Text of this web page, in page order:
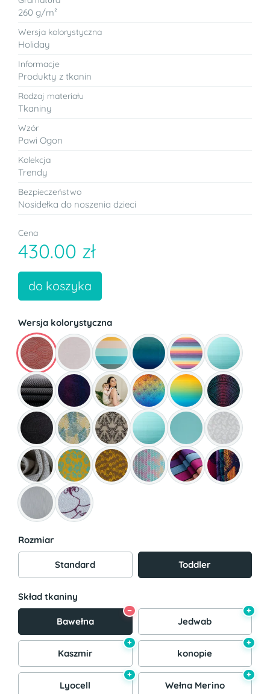
260 g/m²
Wersja kolorystyczna
Holiday
Informacje
Produkty z tkanin
Rodzaj materiału
Tkaniny
Wzór
Pawi Ogon
Kolekcja
Trendy
Bezpieczeństwo
Nosidełka do noszenia dzieci
Cena
430.00 zł
do koszyka
Wersja kolorystyczna
Rozmiar
Standard Toddler
Skład tkaniny
Bawełna
−
Jedwab
+
Kaszmir
+
konopie
+
Lyocell
+
Wełna Merino
+